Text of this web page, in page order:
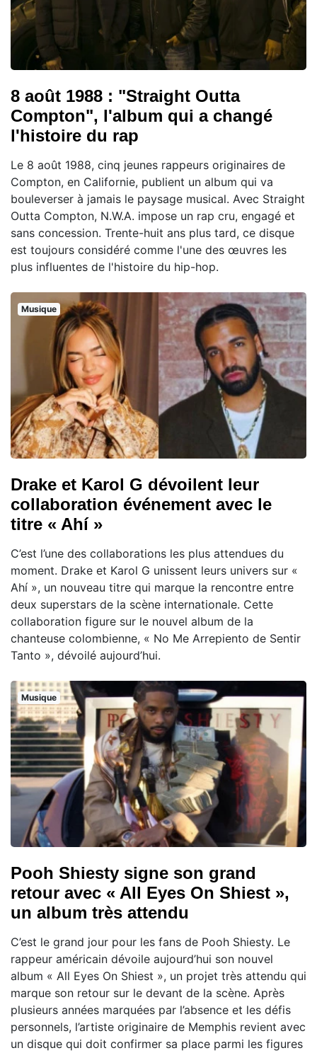
8 août 1988 : "Straight Outta
Compton", l'album qui a changé
l'histoire du rap
Le 8 août 1988, cinq jeunes rappeurs originaires de
Compton, en Californie, publient un album qui va
bouleverser à jamais le paysage musical. Avec Straight
Outta Compton, N.W.A. impose un rap cru, engagé et
sans concession. Trente-huit ans plus tard, ce disque
est toujours considéré comme l'une des œuvres les
plus influentes de l'histoire du hip-hop.
Musique
Drake et Karol G dévoilent leur
collaboration événement avec le
titre « Ahí »
C’est l’une des collaborations les plus attendues du
moment. Drake et Karol G unissent leurs univers sur «
Ahí », un nouveau titre qui marque la rencontre entre
deux superstars de la scène internationale. Cette
collaboration figure sur le nouvel album de la
chanteuse colombienne, « No Me Arrepiento de Sentir
Tanto », dévoilé aujourd’hui.
Musique
Pooh Shiesty signe son grand
retour avec « All Eyes On Shiest »,
un album très attendu
C’est le grand jour pour les fans de Pooh Shiesty. Le
rappeur américain dévoile aujourd’hui son nouvel
album « All Eyes On Shiest », un projet très attendu qui
marque son retour sur le devant de la scène. Après
plusieurs années marquées par l’absence et les défis
personnels, l’artiste originaire de Memphis revient avec
un disque qui doit confirmer sa place parmi les figures